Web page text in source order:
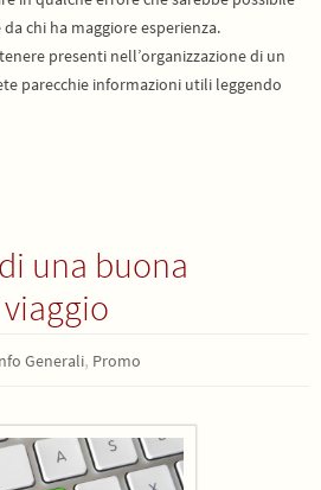
chi ha maggiore esperienza.
presenti nell’organizzazione di un
parecchie informazioni utili leggendo
una buona
Generali, Promo